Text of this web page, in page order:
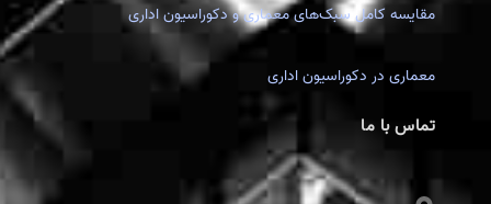
مقایسه کامل سبک‌های معماری و دکوراسیون اداری
معماری در دکوراسیون اداری
تماس با ما